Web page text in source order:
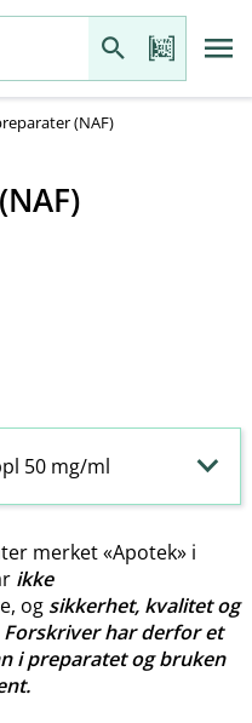
(NAF)
50 mg/ml
merket «Apotek» i
ikke
og sikkerhet, kvalitet og
Forskriver har derfor et
i preparatet og bruken